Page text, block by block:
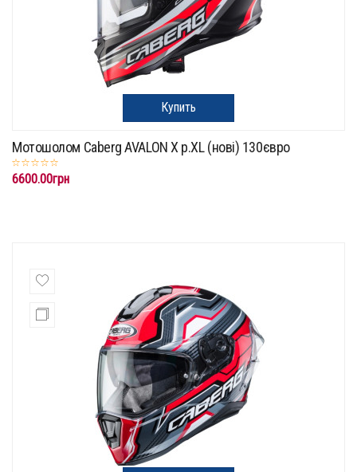
Купить
Мотошолом Caberg AVALON X p.XL (нові) 130євро
6600.00грн